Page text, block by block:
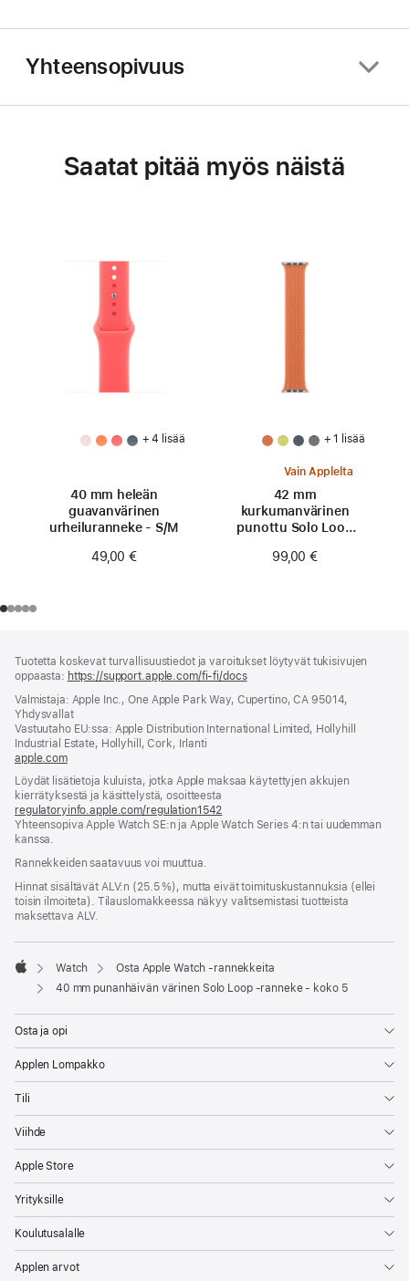
Yhteensopivuus
Saatat pitää myös näistä
+ 4 lisää
40 mm heleän
guavan­värinen
urheiluranneke - S/M
49,00 €
+ 1 lisää
Vain Applelta
42 mm
kurkumanvärinen
punottu Solo Loop
99,00 €
Tuotetta koskevat turvallisuustiedot ja varoitukset löytyvät tukisivujen
oppaasta: https://support.apple.com/fi-fi/docs(avautuu
ikkunaan)
Valmistaja: Apple Inc., One Apple Park Way, Cupertino, CA 95014,
Yhdysvallat
Vastuutaho EU:ssa: Apple Distribution International Limited, Hollyhill
Industrial Estate, Hollyhill, Cork, Irlanti
apple.com(avautuu
uuteen
ikkunaan)
Löydät lisätietoja kuluista, jotka Apple maksaa käytettyjen akkujen
kierrätyksestä ja käsittelystä, osoitteesta
regulatoryinfo.apple.com/regulation1542
uuteen
Yhteensopiva Apple Watch SE:n ja Apple Watch Series 4:n tai uudemman
kanssa.
Rannekkeiden saatavuus voi muuttua.
Hinnat sisältävät ALV:n (25.5 %), mutta eivät toimitus­kustannuksia (ellei
toisin ilmoiteta). Tilauslomakkeessa näkyy valitsemistasi tuotteista
maksettava ALV.
Apple
Watch
Osta Apple Watch ‑rannekkeita
40 mm punanhäivän värinen Solo Loop ‑ranneke - koko 5
Osta ja opi
Applen Lompakko
Tili
Viihde
Apple Store
Yrityksille
Koulutusalalle
Applen arvot